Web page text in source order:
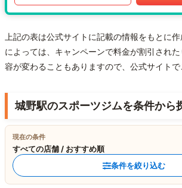
上記の表は公式サイトに記載の情報をもとに
によっては、キャンペーンで料金が割引され
容が変わることもありますので、公式サイトで
城野駅のスポーツジムを条件から
現在の条件
すべての店舗 / おすすめ順
条件を絞り込む